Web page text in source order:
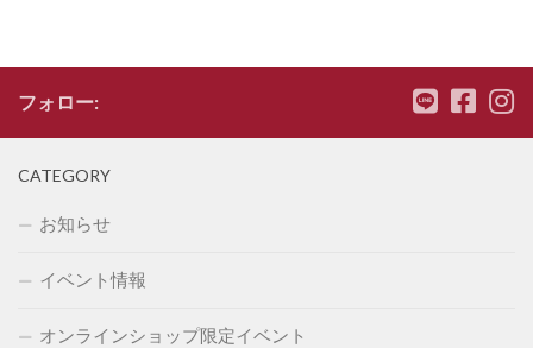
フォロー:
CATEGORY
お知らせ
イベント情報
オンラインショップ限定イベント